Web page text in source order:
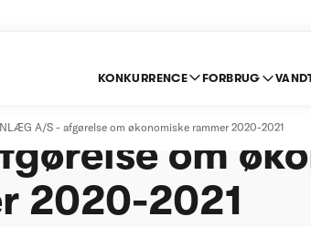
KONKURRENCE FORBRUG
A/S - afgørelse om økonomiske rammer 2020-2021
om
2020-2021